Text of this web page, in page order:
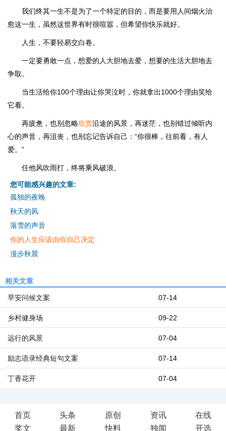
我们终其一生不是为了一个特定的目的，而是要用人间烟火治
愈这一生，虽然这世界有时很喧嚣，但希望你快乐就好。
人生，不要轻易交白卷。
一定要勇敢一点，想爱的人大胆地去爱，想要的生活大胆地去
争取。
当生活给你100个理由让你哭泣时，你就拿出1000个理由笑给
它看。
再疲惫，也别忽略欣赏沿途的风景，再迷茫，也别错过倾听内
心的声音，再沮丧，也别忘记告诉自己：“你很棒，往前看，有人
爱。”
任他风吹雨打，终将乘风破浪。
您可能感兴趣的文章:
孤独的夜晚
秋天的风
落雪的声音
你的人生应该由你自己决定
漫步秋晨
相关文章
07-14
早安问候文案
09-22
乡村健身场
07-04
远行的风景
07-14
励志语录经典短句文案
07-04
丁香花开
首页 头条 原创 资讯
在线
奖文
最新 快料 独闻 开选